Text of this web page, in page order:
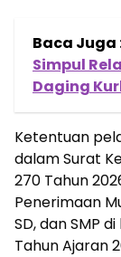
Baca Juga
Simpul
Daging
Ketentuan
dalam Surat
270 Tahun
Penerimaan
SD, dan SMP
Tahun Ajaran